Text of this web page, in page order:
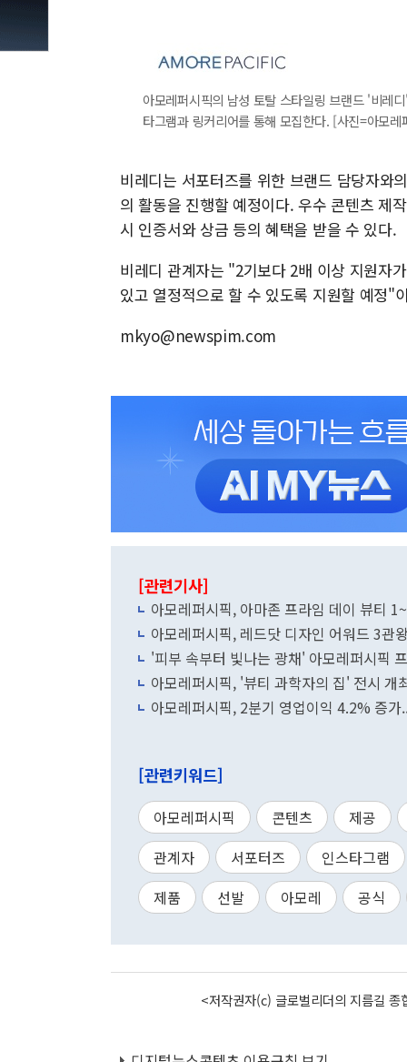
아모레퍼시픽의 남성 토탈 스타일링 브랜드 '비레
타그램과 링커리어를 통해 모집한다. [사진=아모레
비레디는 서포터즈를 위한 브랜드 담당자와
의 활동을 진행할 예정이다. 우수 콘텐츠 제
시 인증서와 상금 등의 혜택을 받을 수 있다.
비레디 관계자는 "2기보다 2배 이상 지원자
있고 열정적으로 할 수 있도록 지원할 예정"
mkyo@newspim.com
[관련기사]
아모레퍼시픽, 아마존 프라임 데이 뷰티
아모레퍼시픽, 레드닷 디자인 어워드 3관
'피부 속부터 빛나는 광채' 아모레퍼시픽
아모레퍼시픽, '뷰티 과학자의 집' 전시 개
아모레퍼시픽, 2분기 영업이익 4.2% 증가
[관련키워드]
아모레퍼시픽 콘텐츠
제공
관계자
서포터즈
인스타그램
제품
선발 아모레 공식
<저작권자(c) 글로벌리더의 지름길